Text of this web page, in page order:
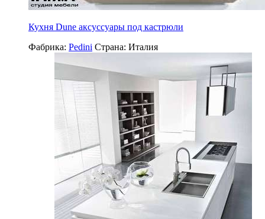
Кухня Dune аксуссуары под кастрюли
Фабрика: Pedini Страна: Италия